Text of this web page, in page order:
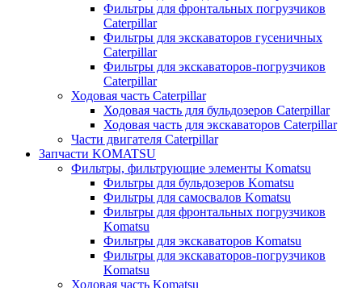
Фильтры для фронтальных погрузчиков
Caterpillar
Фильтры для экскаваторов гусеничных
Caterpillar
Фильтры для экскаваторов-погрузчиков
Caterpillar
Ходовая часть Caterpillar
Ходовая часть для бульдозеров Caterpillar
Ходовая часть для экскаваторов Caterpillar
Части двигателя Caterpillar
Запчасти KOMATSU
Фильтры, фильтрующие элементы Komatsu
Фильтры для бульдозеров Komatsu
Фильтры для самосвалов Komatsu
Фильтры для фронтальных погрузчиков
Komatsu
Фильтры для экскаваторов Komatsu
Фильтры для экскаваторов-погрузчиков
Komatsu
Ходовая часть Komatsu